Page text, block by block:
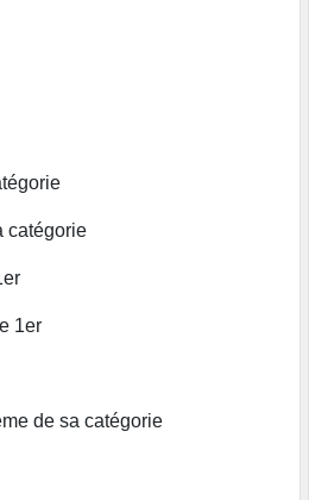
catégorie
1er
de sa catégorie